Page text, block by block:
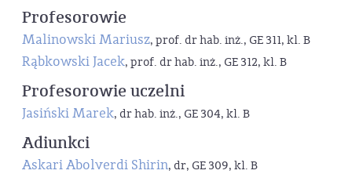
Profesorowie
Malinowski Mariusz, prof. dr hab. inż., GE 311, kl. B
Rąbkowski Jacek, prof. dr hab. inż., GE 312, kl. B
Profesorowie uczelni
Jasiński Marek, dr hab. inż., GE 304, kl. B
Adiunkci
Askari Abolverdi Shirin, dr, GE 309, kl. B